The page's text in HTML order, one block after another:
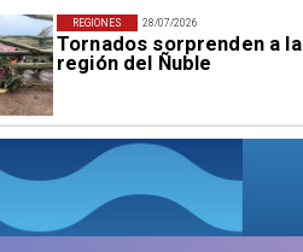
28/07/2026
Tornados sorprenden a la
región del Ñuble
REGIONES